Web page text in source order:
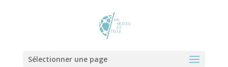
Sélectionner une page